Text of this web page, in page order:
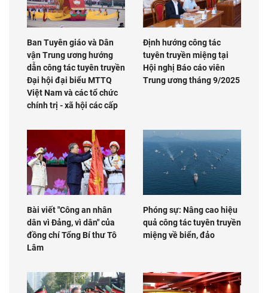
Ban Tuyên giáo và Dân
vận Trung ương hướng
dẫn công tác tuyên truyền
Đại hội đại biểu MTTQ
Việt Nam và các tổ chức
chính trị - xã hội các cấp
Định hướng công tác
tuyên truyền miệng tại
Hội nghị Báo cáo viên
Trung ương tháng 9/2025
Bài viết "Công an nhân
dân vì Đảng, vì dân" của
đồng chí Tổng Bí thư Tô
Lâm
Phóng sự: Nâng cao hiệu
quả công tác tuyên truyền
miệng về biển, đảo